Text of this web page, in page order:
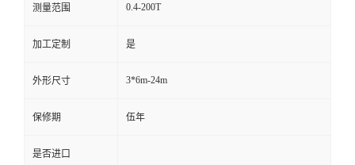
测量范围 0.4-200T
加工定制 是
外形尺寸 3*6m-24m
保修期 伍年
是否进口